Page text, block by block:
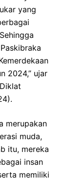
yang
2024,” ujar
merupakan
muda,
itu, mereka
insan
memiliki